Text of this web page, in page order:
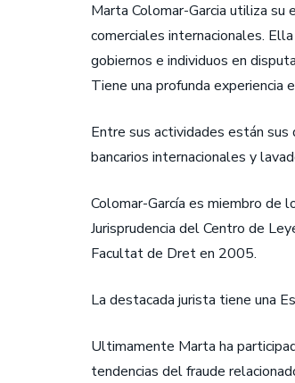
Marta Colomar-Garcia utiliza su
comerciales internacionales.
gobiernos e individuos en
Tiene una profunda experiencia
Entre sus actividades están
bancarios internacionales y
Colomar-García es miembro de
Jurisprudencia del Centro de
Facultat de Dret en 2005.
La destacada jurista tiene una
Ultimamente Marta ha
tendencias del fraude